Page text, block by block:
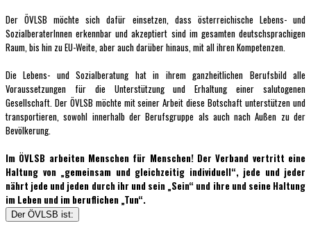
Der ÖVLSB möchte sich dafür einsetzen, dass österreichische Lebens- und
SozialberaterInnen erkennbar und akzeptiert sind im gesamten deutschsprachigen
Raum, bis hin zu EU-Weite, aber auch darüber hinaus, mit all ihren Kompetenzen.
Die Lebens- und Sozialberatung hat in ihrem ganzheitlichen Berufsbild alle
Voraussetzungen für die Unterstützung und Erhaltung einer salutogenen
Gesellschaft. Der ÖVLSB möchte mit seiner Arbeit diese Botschaft unterstützen und
transportieren, sowohl innerhalb der Berufsgruppe als auch nach Außen zu der
Bevölkerung.
Im ÖVLSB arbeiten Menschen für Menschen! Der Verband vertritt eine
Haltung von „gemeinsam und gleichzeitig individuell“, jede und jeder
nährt jede und jeden durch ihr und sein „Sein“ und ihre und seine Haltung
im Leben und im beruflichen „Tun“.
Der ÖVLSB ist: